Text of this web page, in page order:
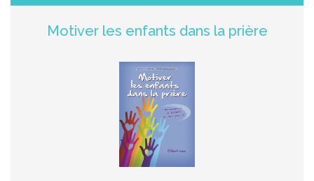
Motiver les enfants dans la prière